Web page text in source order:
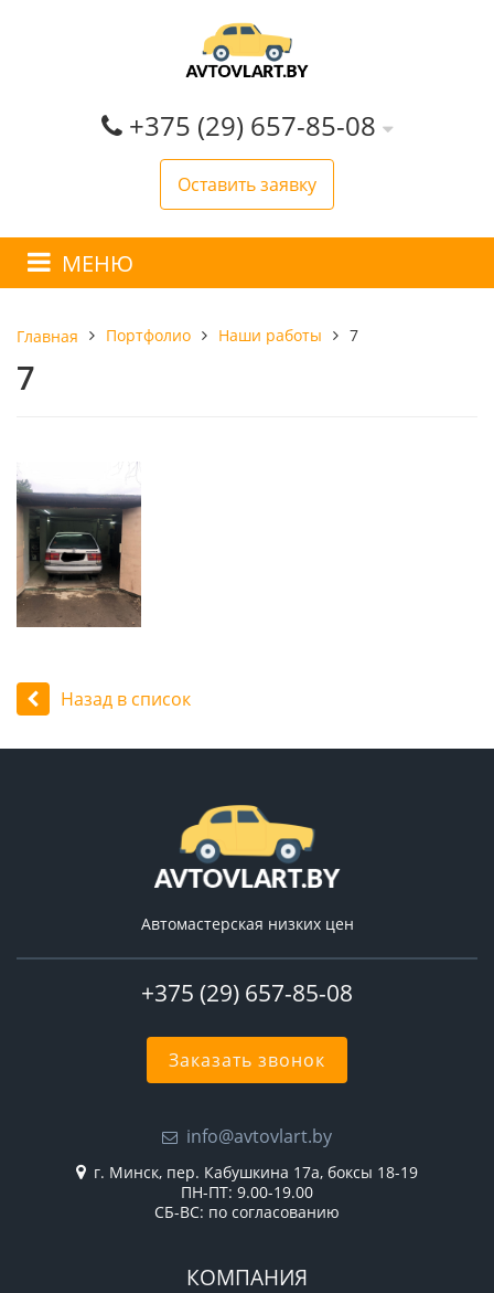
+375 (29) 657-85-08
Оставить заявку
МЕНЮ
Главная Портфолио Наши работы 7
7
Назад в список
Автомастерская низких цен
+375 (29) 657-85-08
Заказать звонок
info@avtovlart.by
г. Минск, пер. Кабушкина 17а, боксы 18-19
ПН-ПТ: 9.00-19.00
СБ-ВС: по согласованию
КОМПАНИЯ